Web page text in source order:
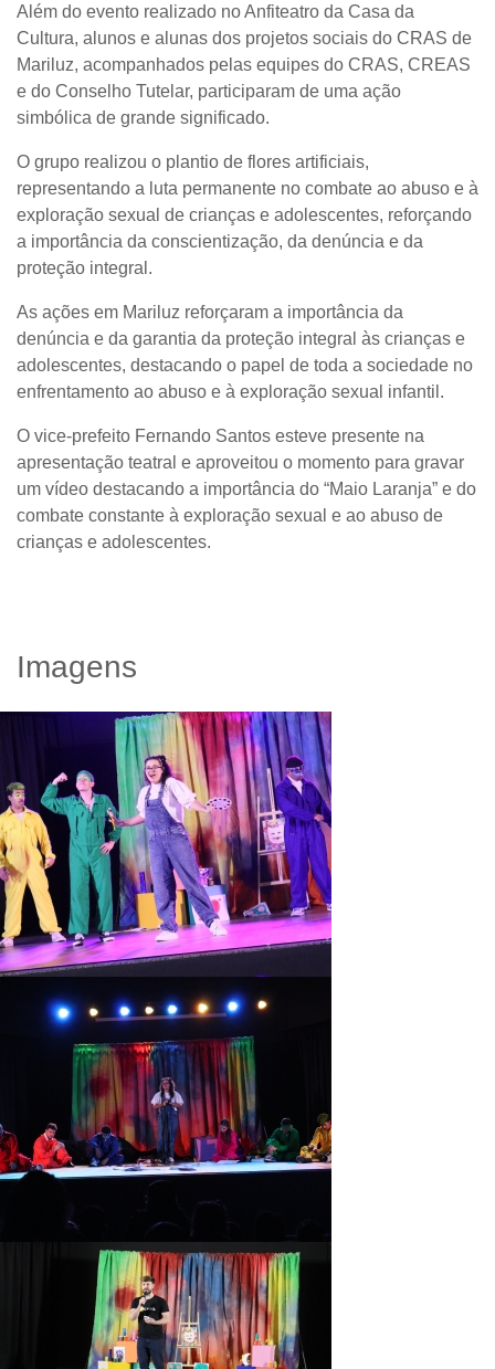
Além do evento realizado no Anfiteatro da Casa da
Cultura, alunos e alunas dos projetos sociais do CRAS de
Mariluz, acompanhados pelas equipes do CRAS, CREAS
e do Conselho Tutelar, participaram de uma ação
simbólica de grande significado.
O grupo realizou o plantio de flores artificiais,
representando a luta permanente no combate ao abuso e à
exploração sexual de crianças e adolescentes, reforçando
a importância da conscientização, da denúncia e da
proteção integral.
As ações em Mariluz reforçaram a importância da
denúncia e da garantia da proteção integral às crianças e
adolescentes, destacando o papel de toda a sociedade no
enfrentamento ao abuso e à exploração sexual infantil.
O vice-prefeito Fernando Santos esteve presente na
apresentação teatral e aproveitou o momento para gravar
um vídeo destacando a importância do “Maio Laranja” e do
combate constante à exploração sexual e ao abuso de
crianças e adolescentes.
Imagens